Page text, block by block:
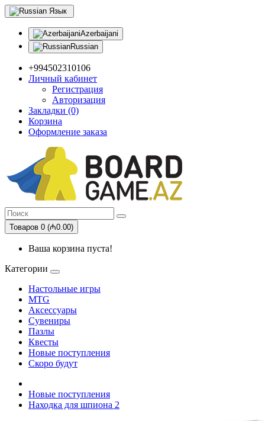
Язык
Azerbaijani
Russian
+994502310106
Личный кабинет
Регистрация
Авторизация
Закладки (0)
Корзина
Оформление заказа
Товаров 0 (₼0.00)
Ваша корзина пуста!
Категории
Настольные игры
MTG
Аксессуары
Сувениры
Пазлы
Квесты
Новые поступления
Скоро будут
Новые поступления
Находка для шпиона 2